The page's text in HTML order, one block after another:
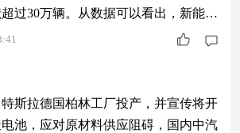
过30万辆。从数据可以看出，新能源
明显增长，而且现在新能源汽车的市
关注建信的新能源行业股票，重仓新
荐大家看看。
斯拉德国柏林工厂投产，并宣传将开
池，应对原材料供应阻碍，国内中汽